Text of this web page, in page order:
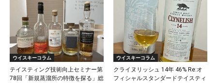
ウイスキーコラム
テイスティング技術向上セミナー第
78回「新規蒸溜所の特徴を探る」総
ウイスキーコラム
クライヌリッシュ 14年 46% Re:オ
フィシャルスタンダードテイスティ